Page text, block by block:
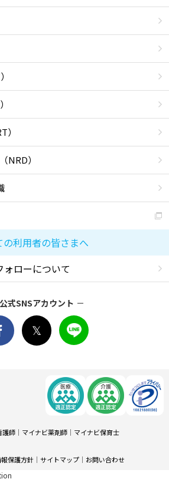
）
NRD）
の利用者の皆さまへ
ォローについて
公式SNSアカウント
護師 │ マイナビ薬剤師 │ マイナビ保育士
保護方針 │ サイトマップ │ お問い合わせ